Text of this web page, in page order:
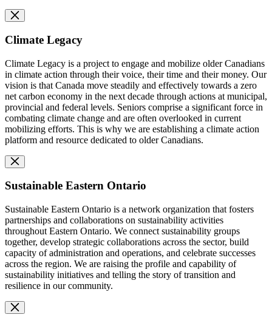
Climate Legacy
Climate Legacy is a project to engage and mobilize older Canadians
in climate action through their voice, their time and their money. Our
vision is that Canada move steadily and effectively towards a zero
net carbon economy in the next decade through actions at municipal,
provincial and federal levels. Seniors comprise a significant force in
combating climate change and are often overlooked in current
mobilizing efforts. This is why we are establishing a climate action
platform and resource dedicated to older Canadians.
Sustainable Eastern Ontario
Sustainable Eastern Ontario is a network organization that fosters
partnerships and collaborations on sustainability activities
throughout Eastern Ontario. We connect sustainability groups
together, develop strategic collaborations across the sector, build
capacity of administration and operations, and celebrate successes
across the region. We are raising the profile and capability of
sustainability initiatives and telling the story of transition and
resilience in our community.